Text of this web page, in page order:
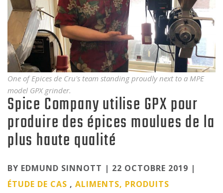
One of Epices de Cru's team standing proudly next to a MPE
model GPX grinder.
Spice Company utilise GPX pour
produire des épices moulues de la
plus haute qualité
Categories
BY EDMUND SINNOTT | 22 OCTOBRE 2019 |
ÉTUDE DE CAS , ALIMENTS, PRODUITS